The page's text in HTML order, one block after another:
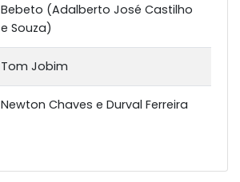
Bebeto (Adalberto José Castilho
e Souza)
Tom Jobim
Newton Chaves e Durval Ferreira